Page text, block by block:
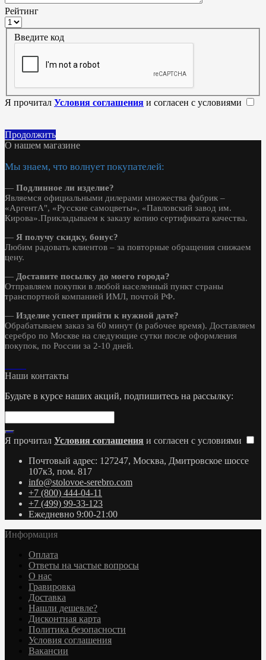
Рейтинг
Введите код
Я прочитал Условия соглашения и согласен с условиями
Продолжить
О нашем магазине
Мы знаем, что волнует покупателей:
— Подлинное ли изделие?
Являемся официальными дилерами множества фабрик –
«АргентА", «Русские самоцветы», «Павловский завод им.
Кирова».Прикладываем к заказу копию сертификата качества.
— Я получу скидку, бонус?
Любим радовать клиентов – за повторные обращения снижаем
цену.
— Доставите посылку до моего города?
Отправляем покупки в любой населенный пункт страны
транспортной компанией ИМЛ, почтой РФ.
— Изделие успеет прийти к нужной дате?
Обрабатываем заказ за 60 минут (в рабочее время). Доставляем
серебро по Москве на следующие сутки после оформления
покупок, по России за 2-10 дней.
Наши контакты
Будьте в курсе наших акций, подпишитесь на рассылку:
Я прочитал Условия соглашения и согласен с условиями
Почтовый адрес: 127247, Москва, Дмитровское шоссе
107к3, пом. 817
info@stolovoe-serebro.com
+7 (800) 444-04-11
+7 (499) 99-33-123
Ежедневно 9:00-21:00
Информация
Оплата
Ответы на частые вопросы
О нас
Гравировка
Доставка
Нашли дешевле?
Дисконтная карта
Политика безопасности
Условия соглашения
Вакансии